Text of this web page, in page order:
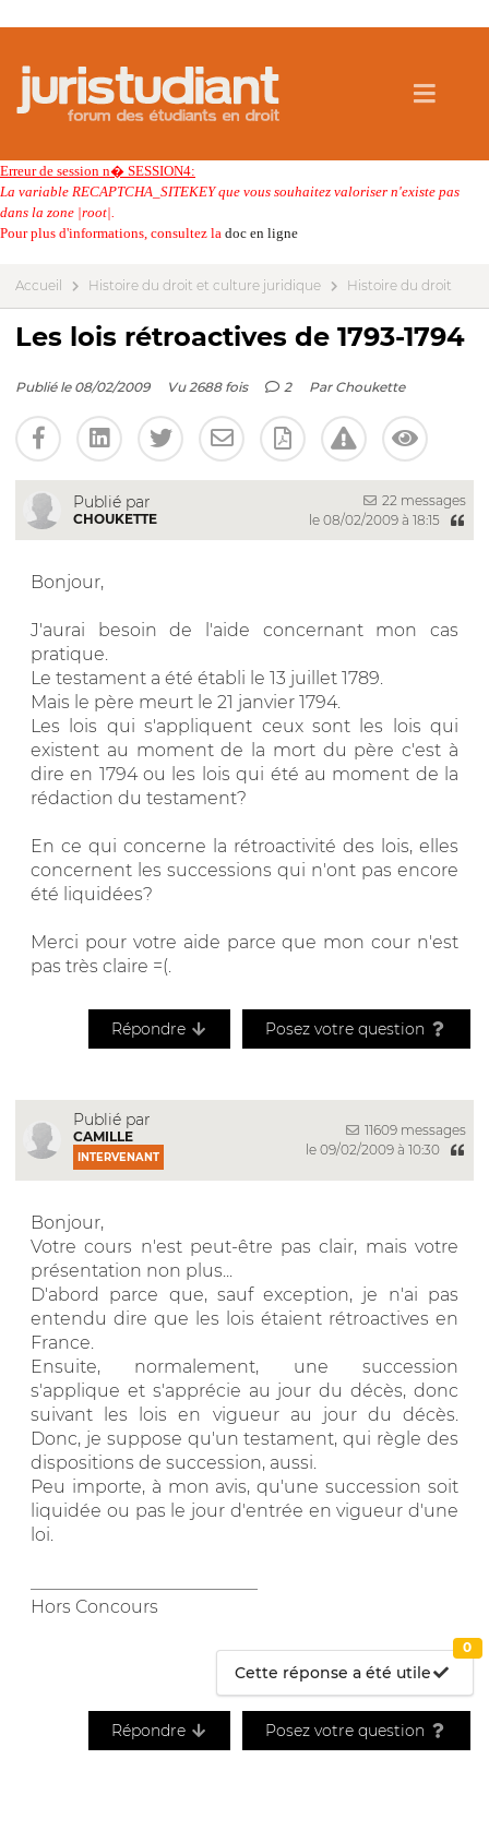
Erreur de session n� SESSION4:
La variable RECAPTCHA_SITEKEY que vous souhaitez valoriser n'existe pas
dans la zone |root|.
Pour plus d'informations, consultez la doc en ligne
Accueil Histoire du droit et culture juridique Histoire du droit
Les lois rétroactives de 1793-1794
Publié le 08/02/2009 Vu 2688 fois 2 Par Choukette
Publié par
CHOUKETTE
22 messages
le 08/02/2009 à 18:15
Bonjour,
J'aurai besoin de l'aide concernant mon cas
pratique.
Le testament a été établi le 13 juillet 1789.
Mais le père meurt le 21 janvier 1794.
Les lois qui s'appliquent ceux sont les lois qui
existent au moment de la mort du père c'est à
dire en 1794 ou les lois qui été au moment de la
rédaction du testament?
En ce qui concerne la rétroactivité des lois, elles
concernent les successions qui n'ont pas encore
été liquidées?
Merci pour votre aide parce que mon cour n'est
pas très claire =(.
Répondre Posez votre question
Publié par
CAMILLE
INTERVENANT
11609 messages
le 09/02/2009 à 10:30
Bonjour,
Votre cours n'est peut-être pas clair, mais votre
présentation non plus...
D'abord parce que, sauf exception, je n'ai pas
entendu dire que les lois étaient rétroactives en
France.
Ensuite, normalement, une succession
s'applique et s'apprécie au jour du décès, donc
suivant les lois en vigueur au jour du décès.
Donc, je suppose qu'un testament, qui règle des
dispositions de succession, aussi.
Peu importe, à mon avis, qu'une succession soit
liquidée ou pas le jour d'entrée en vigueur d'une
loi.
Hors Concours
Cette réponse a été utile
0
Répondre Posez votre question